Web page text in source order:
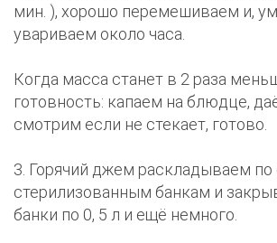
мин. ), хорошо перемешиваем и,
увариваем около часа.
Когда масса станет в 2 раза
готовность: капаем на блюдце,
смотрим если не стекает, готово.
3. Горячий джем раскладываем по
стерилизованным банкам и
банки по 0, 5 л и ещё немного.